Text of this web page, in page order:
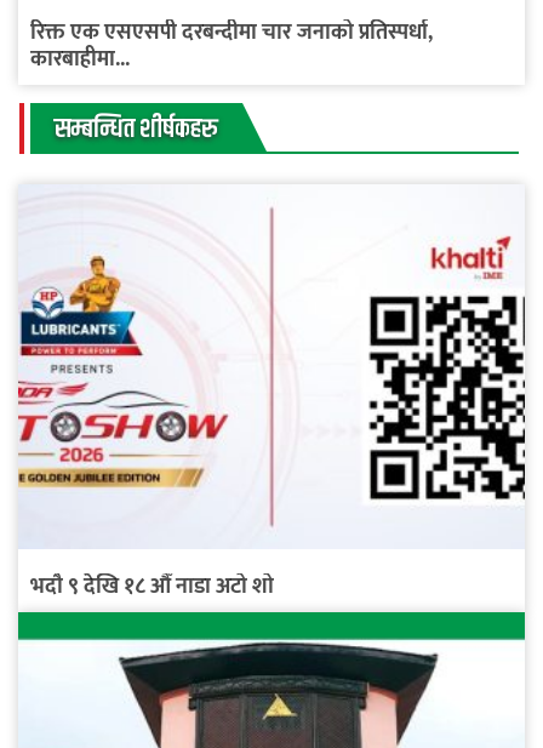
रिक्त एक एसएसपी दरबन्दीमा चार जनाको प्रतिस्पर्धा,
कारबाहीमा...
सम्बन्धित शीर्षकहरु
भदौ ९ देखि १८ औँ नाडा अटो शो